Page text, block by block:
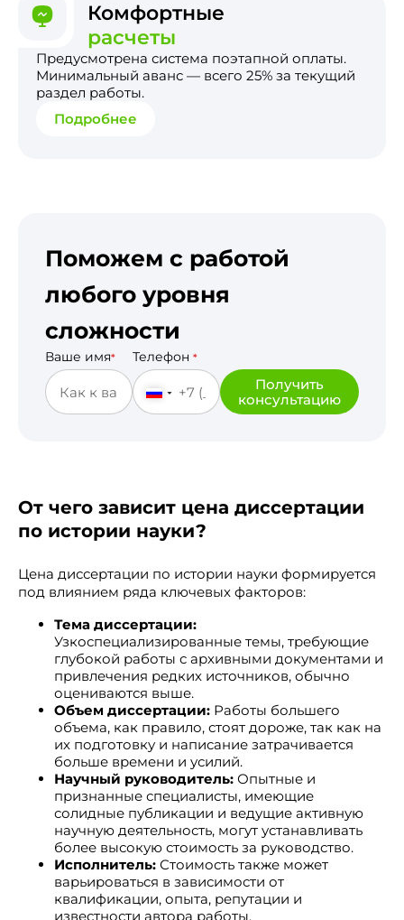
Комфортные
расчеты
Предусмотрена система поэтапной оплаты.
Минимальный аванс — всего 25% за текущий
раздел работы.
Подробнее
Поможем с работой
любого уровня
сложности
Ваше имя* Телефон *
Получить
консультацию
От чего зависит цена диссертации
по истории науки?
Цена диссертации по истории науки формируется
под влиянием ряда ключевых факторов:
Тема диссертации:
Узкоспециализированные темы, требующие
глубокой работы с архивными документами и
привлечения редких источников, обычно
оцениваются выше.
Объем диссертации: Работы большего
объема, как правило, стоят дороже, так как на
их подготовку и написание затрачивается
больше времени и усилий.
Научный руководитель: Опытные и
признанные специалисты, имеющие
солидные публикации и ведущие активную
научную деятельность, могут устанавливать
более высокую стоимость за руководство.
Исполнитель: Стоимость также может
варьироваться в зависимости от
квалификации, опыта, репутации и
известности автора работы.